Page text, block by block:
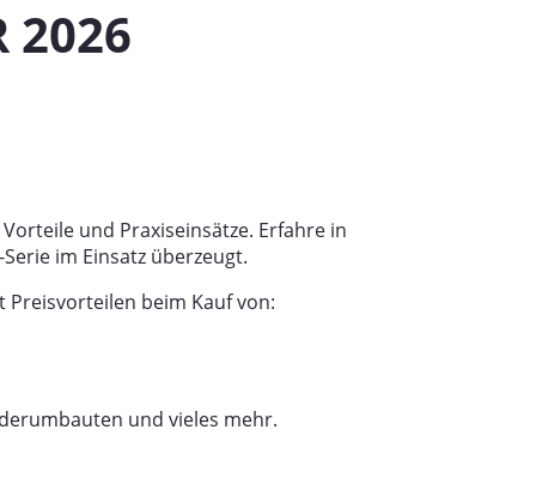
2026
und Praxiseinsätze. Erfahre in
im Einsatz überzeugt.
Preisvorteilen beim Kauf von:
und vieles mehr.